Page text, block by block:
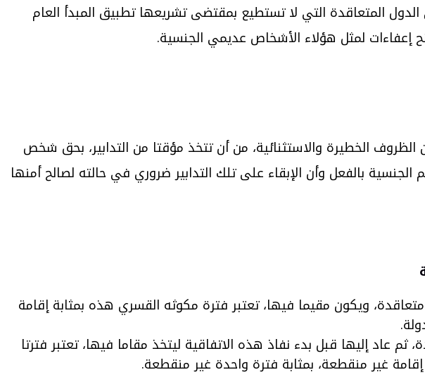
المتعاقدة التي لا تستطيع بمقتضى تشريعها تطبيق المبدأ العام
إعفاءات لمثل هؤلاء الأشخاص عديمي الجنسية.
الخطيرة والاستثنائية، من أن تتخذ مؤقتا من التدابير، بحق شخص
بالفعل وأن الإبقاء على تلك التدابير ضروري في حالته لصالح أمنها
ويكون مقيما فيها، تعتبر فترة مكوثه القسري هذه بمثابة إقامة
عاد إليها قبل بدء نفاذ هذه الاتفاقية ليتخذ مقاما فيها، تعتبر فترتا
غير منقطعة، بمثابة فترة واحدة غير منقطعة.